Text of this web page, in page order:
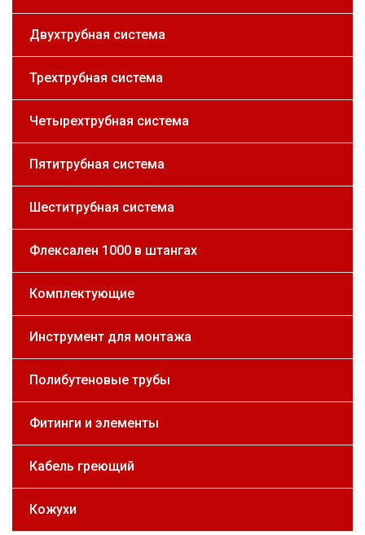
Двухтрубная система
Трехтрубная система
Четырехтрубная система
Пятитрубная система
Шеститрубная система
Флексален 1000 в штангах
Комплектующие
Инструмент для монтажа
Полибутеновые трубы
Фитинги и элементы
Кабель греющий
Кожухи